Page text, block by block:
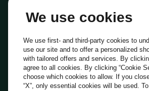
Everli Shoppers
About Us
Everli News
Domande frequenti
Lavora con noi
Diventa Shopper
Investitori
PrivacyCookiePreferenze
Termini e CondizioniCodice
We use cookies
We use first- and third-party cookies to
use our site and to offer a personalized
with tailored offers and services. By
agree to all cookies. By clicking “Cookie
choose which cookies to allow. If you
“X”, only essential cookies will be used.